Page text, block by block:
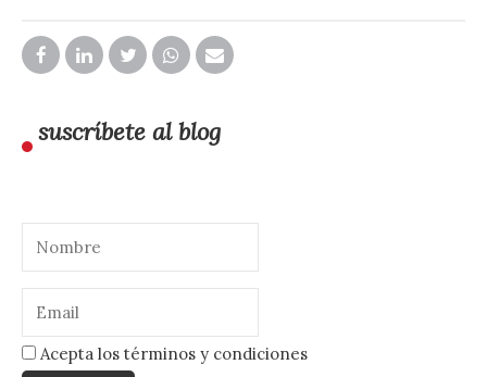
suscríbete al blog
Acepta los términos y condiciones